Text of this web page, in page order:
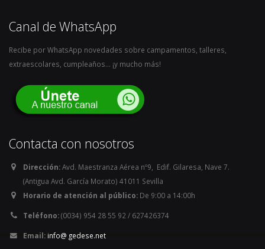
Canal de WhatsApp
Recibe por WhatsApp novedades sobre campamentos, talleres,
extraescolares, cumpleaños… ¡y mucho más!
Contacta con nosotros
Dirección:Avd. Maestranza Aérea nº9, Edif. Gilaresa, Nave 7.
(Antigua Avd. García Morato) 41011 Sevilla
Horario de atención al público: De 9:00 a 14:00h
Teléfono:(0034) 954 28 55 92 / 627426374
Email: info@ gedese.net